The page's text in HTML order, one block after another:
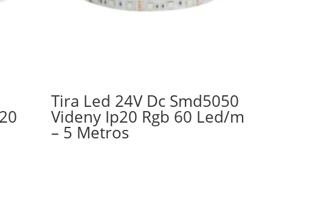
Tira Led 24V Dc Smd5050
Videny Ip20 Rgb 60 Led/m
– 5 Metros